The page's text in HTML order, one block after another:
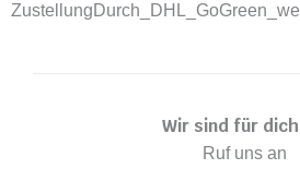
Wir sind für
Ruf uns an